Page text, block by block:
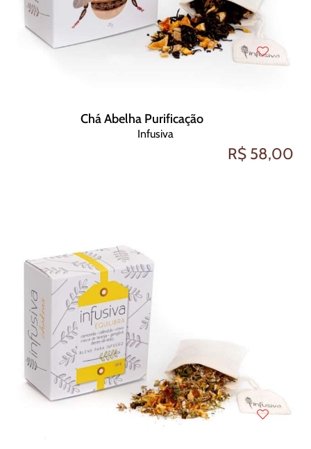
Chá Abelha Purificação
Infusiva
R$ 58,00